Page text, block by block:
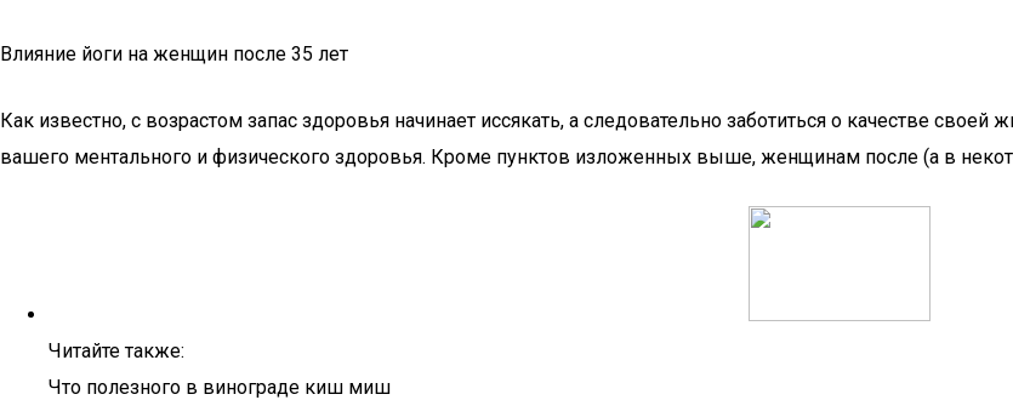
Влияние йоги на женщин после 35 лет
Как известно, с возрастом запас здоровья начинает иссякать, а следовательно заботиться о качестве
вашего ментального и физического здоровья. Кроме пунктов изложенных выше, женщинам после (а в
Читайте также:
Что полезного в винограде киш миш